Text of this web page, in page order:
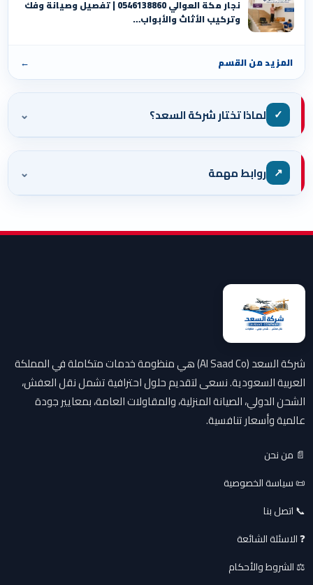
نجار مكة العوالي 0546138860⁩ | تفصيل وصيانة وفك
وتركيب الأثاث والأبواب…
المزيد من القسم ←
✓ لماذا تختار شركة السعد؟ ⌄
↗ روابط مهمة ⌄
شركة السعد (Al Saad Co) هي منظومة خدمات متكاملة في المملكة
العربية السعودية. نسعى لتقديم حلول احترافية تشمل نقل العفش،
الشحن الدولي، الصيانة المنزلية، والمقاولات العامة، بمعايير جودة
عالمية وأسعار تنافسية.
📄 من نحن
📜 سياسة الخصوصية
📞 اتصل بنا
❓ الاسئلة الشائعة
⚖️ الشروط والأحكام